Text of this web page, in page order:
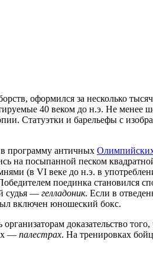
оформился за несколько
40 веком до н.э. Не менее
Статуэтки и барельефы с
программу античных
на посыпанной песком
(в VI веке до н.э. в
поединка становился
судья — гелладоник. Если в
включен юношеский бокс.
доказательство
— палестрах. На тренировках